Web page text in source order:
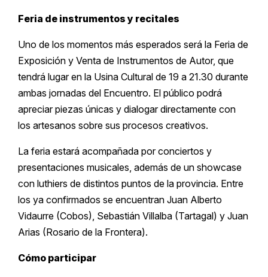
Feria de instrumentos y recitales
Uno de los momentos más esperados será la Feria de
Exposición y Venta de Instrumentos de Autor, que
tendrá lugar en la Usina Cultural de 19 a 21.30 durante
ambas jornadas del Encuentro. El público podrá
apreciar piezas únicas y dialogar directamente con
los artesanos sobre sus procesos creativos.
La feria estará acompañada por conciertos y
presentaciones musicales, además de un showcase
con luthiers de distintos puntos de la provincia. Entre
los ya confirmados se encuentran Juan Alberto
Vidaurre (Cobos), Sebastián Villalba (Tartagal) y Juan
Arias (Rosario de la Frontera).
Cómo participar